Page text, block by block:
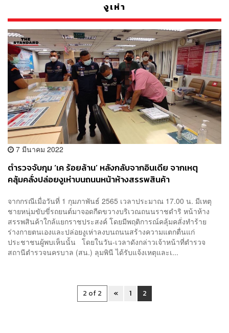
งูเห่า
7 มีนาคม 2022
ตำรวจจับกุม ‘เค ร้อยล้าน’ หลังกลับจากอินเดีย จากเหตุ
คลุ้มคลั่งปล่อยงูเห่าบนถนนหน้าห้างสรรพสินค้า
จากกรณีเมื่อวันที่ 1 กุมภาพันธ์ 2565 เวลาประมาณ 17.00 น. มีเหตุ
ชายหนุ่มขับขี่รถยนต์มาจอดกีดขวางบริเวณถนนราชดำริ หน้าห้าง
สรรพสินค้าใกล้แยกราชประสงค์ โดยมีพฤติการณ์คลุ้มคลั่งทำร้าย
ร่างกายตนเองและปล่อยงูเห่าลงบนถนนสร้างความแตกตื่นแก่
ประชาชนผู้พบเห็นนั้น โดยในวัน-เวลาดังกล่าวเจ้าหน้าที่ตำรวจ
สถานีตำรวจนครบาล (สน.) ลุมพินี ได้รับแจ้งเหตุและเ...
2 of 2 « 1 2